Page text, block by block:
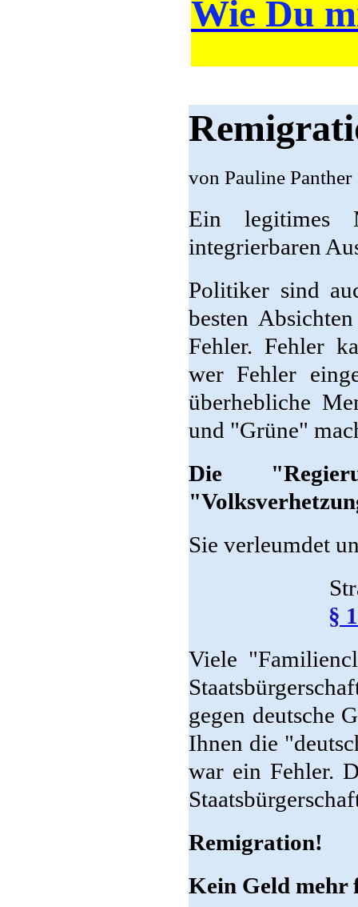
Wie Du
von Pauline Panther
Ein legitimes
integrierbaren
Politiker sind
besten
Fehler. Fehler
wer Fehler
überhebliche
und "Grüne"
Die
Sie verleumdet
§
Viele
gegen deutsche
Ihnen die
war ein Fehler.
Remigration!
Kein Geld mehr